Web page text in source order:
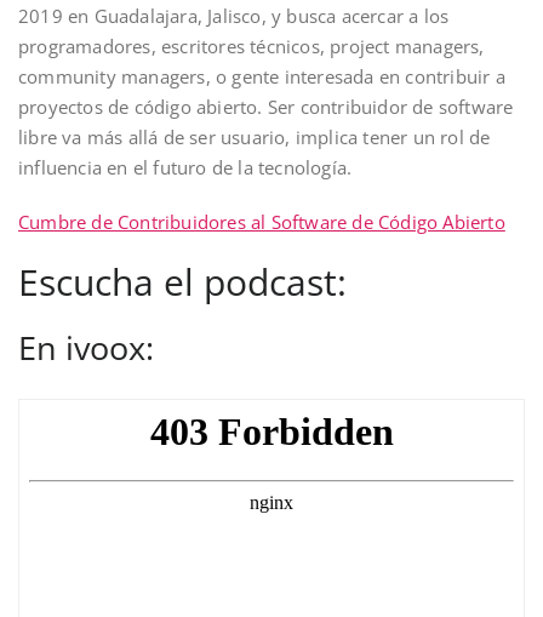
2019 en Guadalajara, Jalisco, y busca acercar a los
programadores, escritores técnicos, project managers,
community managers, o gente interesada en contribuir a
proyectos de código abierto. Ser contribuidor de software
libre va más allá de ser usuario, implica tener un rol de
influencia en el futuro de la tecnología.
Cumbre de Contribuidores al Software de Código Abierto
Escucha el podcast:
En ivoox: